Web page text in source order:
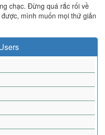
chạc. Đừng quá rắc rối về
mình muốn mọi thứ giản